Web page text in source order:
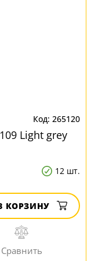
265120
Light grey
12 шт.
КОРЗИНУ